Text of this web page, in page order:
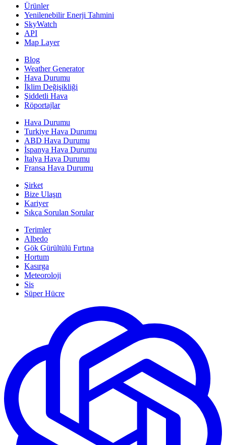
Ürünler
Yenilenebilir Enerji Tahmini
SkyWatch
API
Map Layer
Blog
Weather Generator
Hava Durumu
İklim Değişikliği
Şiddetli Hava
Röportajlar
Hava Durumu
Turkiye Hava Durumu
ABD Hava Durumu
İspanya Hava Durumu
İtalya Hava Durumu
Fransa Hava Durumu
Şirket
Bize Ulaşın
Kariyer
Sıkça Sorulan Sorular
Terimler
Albedo
Gök Gürültülü Fırtına
Hortum
Kasırga
Meteoroloji
Sis
Süper Hücre